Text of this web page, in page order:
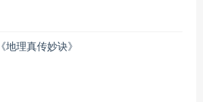
《地理真传妙诀》